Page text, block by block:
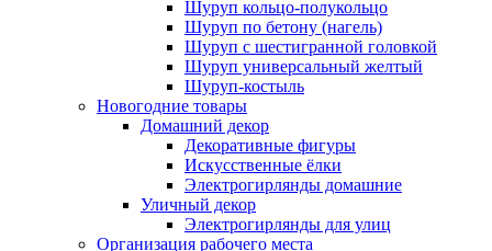
Шуруп кольцо-полукольцо
Шуруп по бетону (нагель)
Шуруп с шестигранной головкой
Шуруп универсальный желтый
Шуруп-костыль
Новогодние товары
Домашний декор
Декоративные фигуры
Искусственные ёлки
Электрогирлянды домашние
Уличный декор
Электрогирлянды для улиц
Организация рабочего места